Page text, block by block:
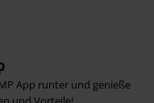
App runter und genieße